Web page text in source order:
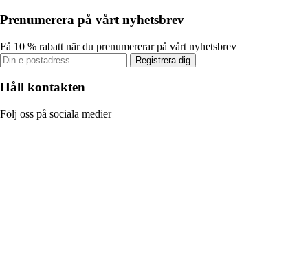
Prenumerera på vårt nyhetsbrev
Få 10 % rabatt när du prenumererar på vårt nyhetsbrev
Registrera dig
Håll kontakten
Följ oss på sociala medier